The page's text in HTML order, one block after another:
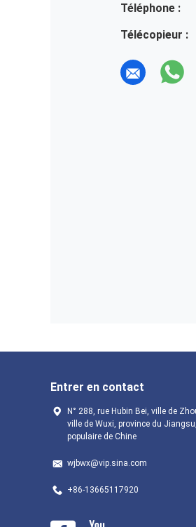
Téléphone :
Télécopieur :
Entrer en contact
N° 288, rue Hubin Bei, ville de
ville de Wuxi, province du
populaire de Chine
wjbwx@vip.sina.com
+86-13665117920